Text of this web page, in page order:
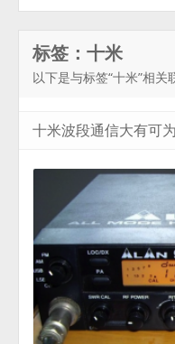
标签：十米
以下是与标签“十米”相关
十米波段通信大有可为